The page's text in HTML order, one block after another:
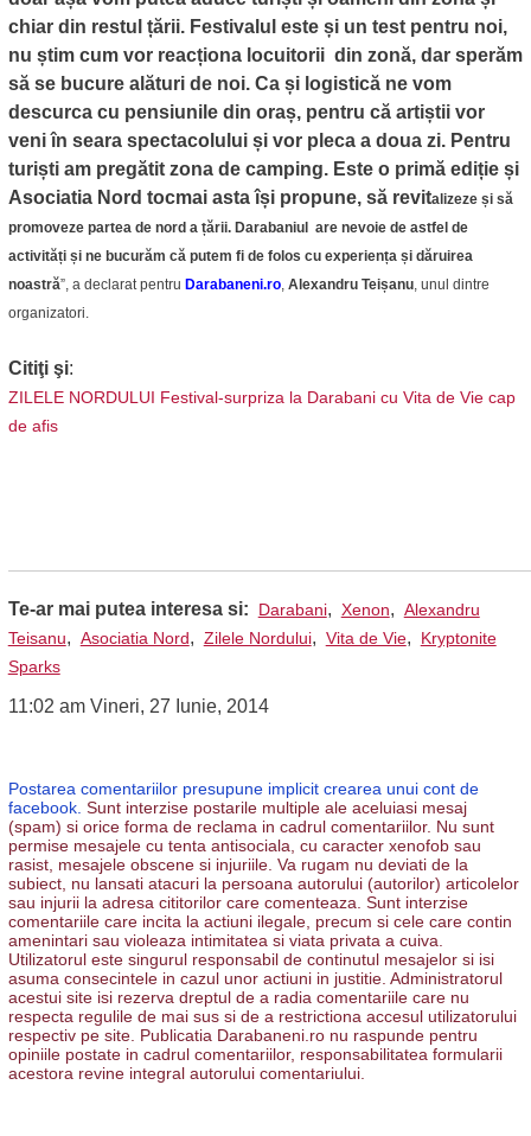
chiar din restul țării. Festivalul este și un test pentru noi,
nu știm cum vor reacționa locuitorii din zonă, dar sperăm
să se bucure alături de noi. Ca și logistică ne vom
descurca cu pensiunile din oraș, pentru că artiștii vor
veni în seara spectacolului și vor pleca a doua zi. Pentru
turiști am pregătit zona de camping. Este o primă ediție și
Asociatia Nord tocmai asta își propune, să revitalizeze și să
promoveze partea de nord a țării. Darabaniul are nevoie de astfel de
activități și ne bucurăm că putem fi de folos cu experiența și dăruirea
noastră”, a declarat pentru Darabaneni.ro, Alexandru Teișanu, unul dintre
organizatori.
Citiţi şi:
ZILELE NORDULUI Festival-surpriza la Darabani cu Vita de Vie cap
de afis
Te-ar mai putea interesa si: Darabani, Xenon, Alexandru
Teisanu, Asociatia Nord, Zilele Nordului, Vita de Vie,
Kryptonite
Sparks
11:02 am Vineri, 27 Iunie, 2014
Postarea comentariilor presupune implicit crearea unui cont de
facebook. Sunt interzise postarile multiple ale aceluiasi mesaj
(spam) si orice forma de reclama in cadrul comentariilor. Nu sunt
permise mesajele cu tenta antisociala, cu caracter xenofob sau
rasist, mesajele obscene si injuriile. Va rugam nu deviati de la
subiect, nu lansati atacuri la persoana autorului (autorilor) articolelor
sau injurii la adresa cititorilor care comenteaza. Sunt interzise
comentariile care incita la actiuni ilegale, precum si cele care contin
amenintari sau violeaza intimitatea si viata privata a cuiva.
Utilizatorul este singurul responsabil de continutul mesajelor si isi
asuma consecintele in cazul unor actiuni in justitie. Administratorul
acestui site isi rezerva dreptul de a radia comentariile care nu
respecta regulile de mai sus si de a restrictiona accesul utilizatorului
respectiv pe site. Publicatia Darabaneni.ro nu raspunde pentru
opiniile postate in cadrul comentariilor, responsabilitatea formularii
acestora revine integral autorului comentariului.